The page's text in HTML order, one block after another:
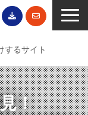
するサイト
！